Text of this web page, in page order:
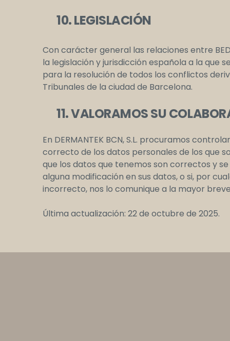
10. LEGISLACIÓN
Con carácter general las relaciones entre
la legislación y jurisdicción española a la
para la resolución de todos los conflictos
Tribunales de la ciudad de Barcelona.
11. VALORAMOS SU
En DERMANTEK BCN, S.L. procuramos
correcto de los datos personales de los que
que los datos que tenemos son correctos y
alguna modificación en sus datos, o si, por
incorrecto, nos lo comunique a la mayor
Última actualización: 22 de octubre de 2025.